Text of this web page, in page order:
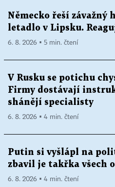
Německo řeší
letadlo v Lipsku.
6. 8. 2026 ▪ 5 min. čtení
V Rusku se potichu
Firmy dostávají
shánějí specialisty
6. 8. 2026 ▪ 4 min. čtení
Putin si vyšlápl na
zbavil je takřka všech
6. 8. 2026 ▪ 4 min. čtení